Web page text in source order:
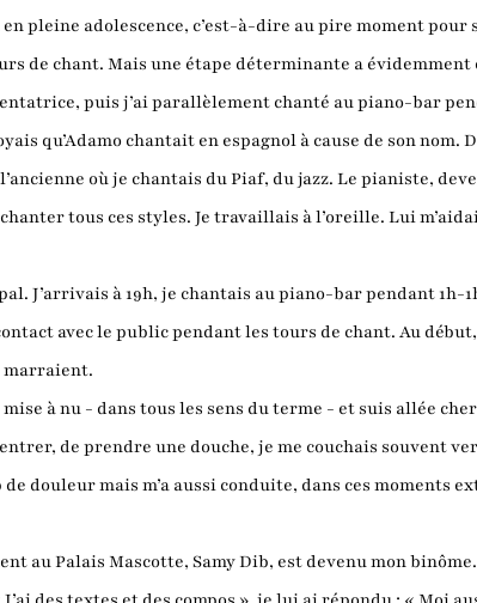
pleine adolescence, c’est-à-dire au pire moment pour
de chant. Mais une étape déterminante a évidemment
puis j’ai parallèlement chanté au piano-bar
qu’Adamo chantait en espagnol à cause de son nom.
où je chantais du Piaf, du jazz. Le pianiste,
tous ces styles. Je travaillais à l’oreille. Lui
J’arrivais à 19h, je chantais au piano-bar pendant 1h-
avec le public pendant les tours de chant. Au début,
marraient.
à nu - dans tous les sens du terme - et suis allée
de prendre une douche, je me couchais souvent
douleur mais m’a aussi conduite, dans ces moments
Palais Mascotte, Samy Dib, est devenu mon binôme.